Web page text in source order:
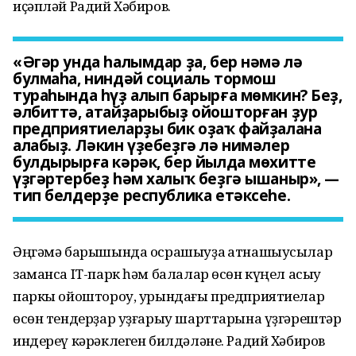
иҫәпләй Радий Хәбиров.
«Әгәр унда һалымдар ҙа, бер нәмә лә
булмаһа, ниндәй социаль тормош
тураһында һүҙ алып барырға мөмкин? Беҙ,
әлбиттә, атайҙарыбыҙ ойошторған ҙур
предприятиеларҙы бик оҙаҡ файҙалана
алабыҙ. Ләкин үҙебеҙгә лә нимәлер
булдырырға кәрәк, бер йылда мөхитте
үҙгәртербеҙ һәм халыҡ беҙгә ышаныр», —
тип белдерҙе республика етәксеһе.
Әңгәмә барышында осрашыуҙа ҡатнашыусылар
заманса IT-парк һәм балалар өсөн күңел асыу
паркы ойоштороу, урындағы предприятиелар
өсөн тендерҙар уҙғарыу шарттарына үҙгәрештәр
индереү кәрәклеген билдәләне. Радий Хәбиров